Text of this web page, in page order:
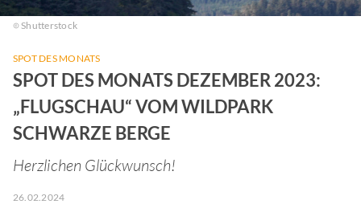
Shutterstock
SPOT DES MONATS
SPOT DES MONATS DEZEMBER 2023:
„FLUGSCHAU“ VOM WILDPARK
SCHWARZE BERGE
Herzlichen Glückwunsch!
26.02.2024